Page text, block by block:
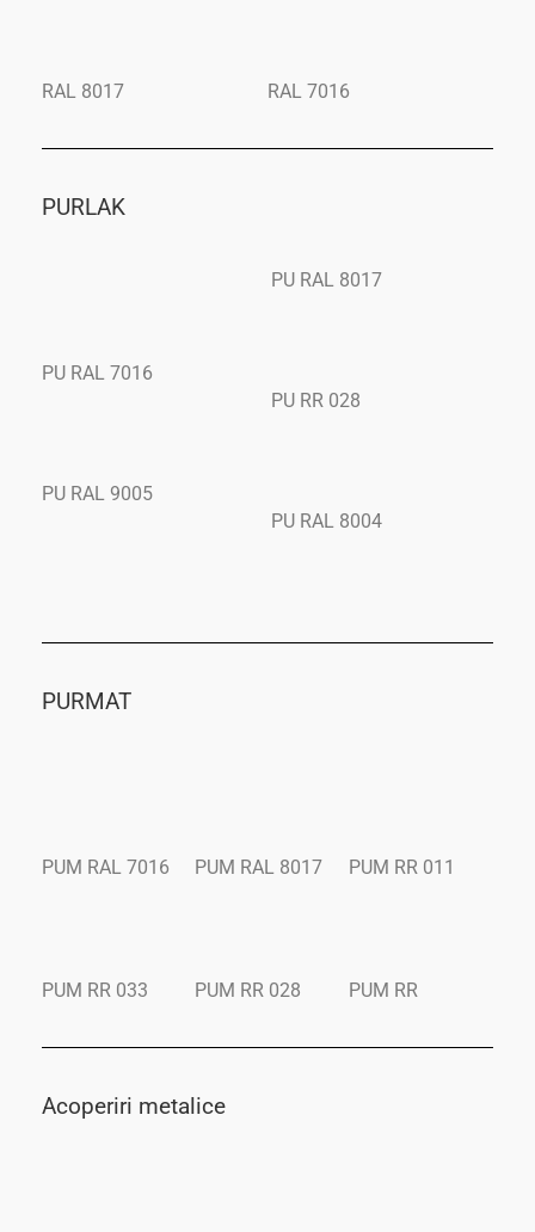
RAL 8017 RAL 7016
PURLAK
PU RAL 7016
PU RAL 9005
PU RAL 8017
PU RR 028
PU RAL 8004
PURMAT
PUM RAL 7016
PUM RR 033
PUM RAL 8017
PUM RR 028
PUM RR 011
PUM RR
Acoperiri metalice